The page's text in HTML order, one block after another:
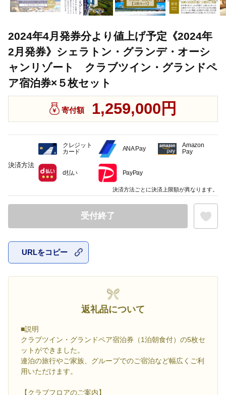
2024年4月発券分より値上げ予定《2024年
2月発券》シェラトン・グランデ・オーシ
ャンリゾート クラブツイン・グランドペ
ア宿泊券×５枚セット
寄付額 1,259,000円
受付終了
URLをコピー
返礼品について
■説明
クラブツイン・グランドペア宿泊券（1泊朝食付）の5枚セ
ットができました。
連泊の旅行やご家族、グループでのご宿泊など幅広くご利
用いただけます。
【クラブフロアのご案内】
決済方法
クレジット
カード
ANA Pay
Amazon
Pay
d払い PayPay
決済方法ごとに決済上限額が異なります。